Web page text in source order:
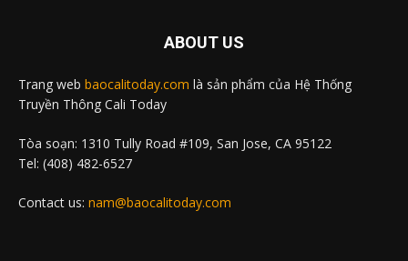
ABOUT US
Trang web baocalitoday.com là sản phẩm của Hệ Thống
Truyền Thông Cali Today
Tòa soạn: 1310 Tully Road #109, San Jose, CA 95122
Tel: (408) 482-6527
Contact us: nam@baocalitoday.com